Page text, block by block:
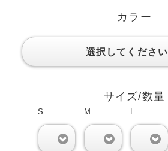
カラー
選択してください
サイズ/数量
S M L